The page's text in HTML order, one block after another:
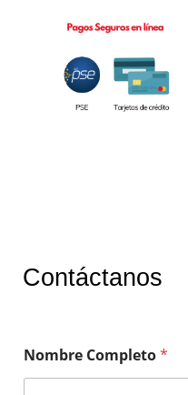
Contáctanos
Nombre Completo*